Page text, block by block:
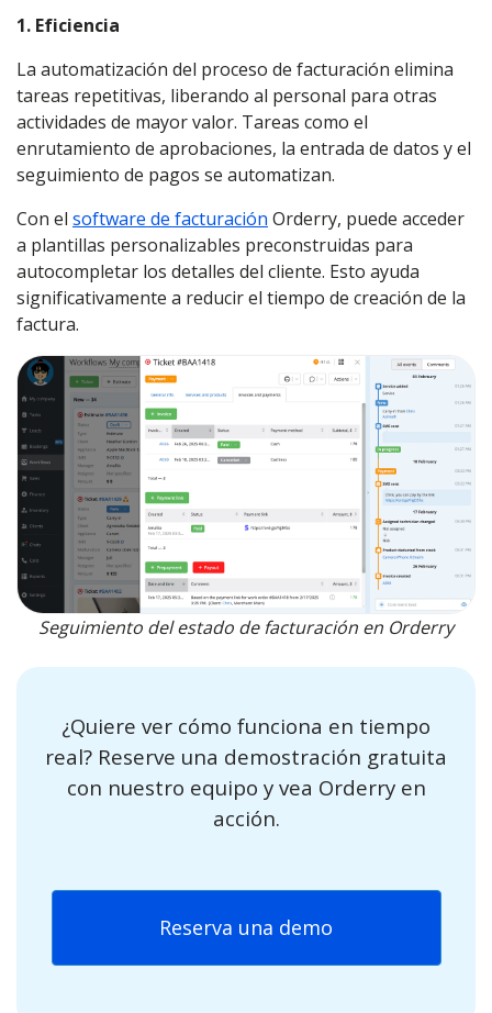
1. Eficiencia
La automatización del proceso de facturación elimina
tareas repetitivas, liberando al personal para otras
actividades de mayor valor. Tareas como el
enrutamiento de aprobaciones, la entrada de datos y el
seguimiento de pagos se automatizan.
Con el software de facturación Orderry, puede acceder
a plantillas personalizables preconstruidas para
autocompletar los detalles del cliente. Esto ayuda
significativamente a reducir el tiempo de creación de la
factura.
Seguimiento del estado de facturación en Orderry
¿Quiere ver cómo funciona en tiempo
real? Reserve una demostración gratuita
con nuestro equipo y vea Orderry en
acción.
Reserva una demo